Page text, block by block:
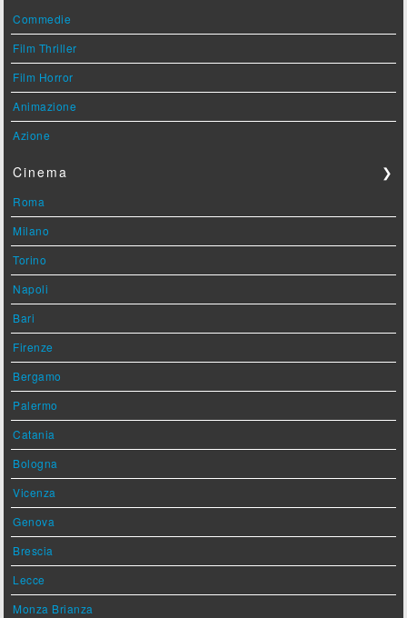
Commedie
Film Thriller
Film Horror
Animazione
Azione
Cinema ❯
Roma
Milano
Torino
Napoli
Bari
Firenze
Bergamo
Palermo
Catania
Bologna
Vicenza
Genova
Brescia
Lecce
Monza Brianza